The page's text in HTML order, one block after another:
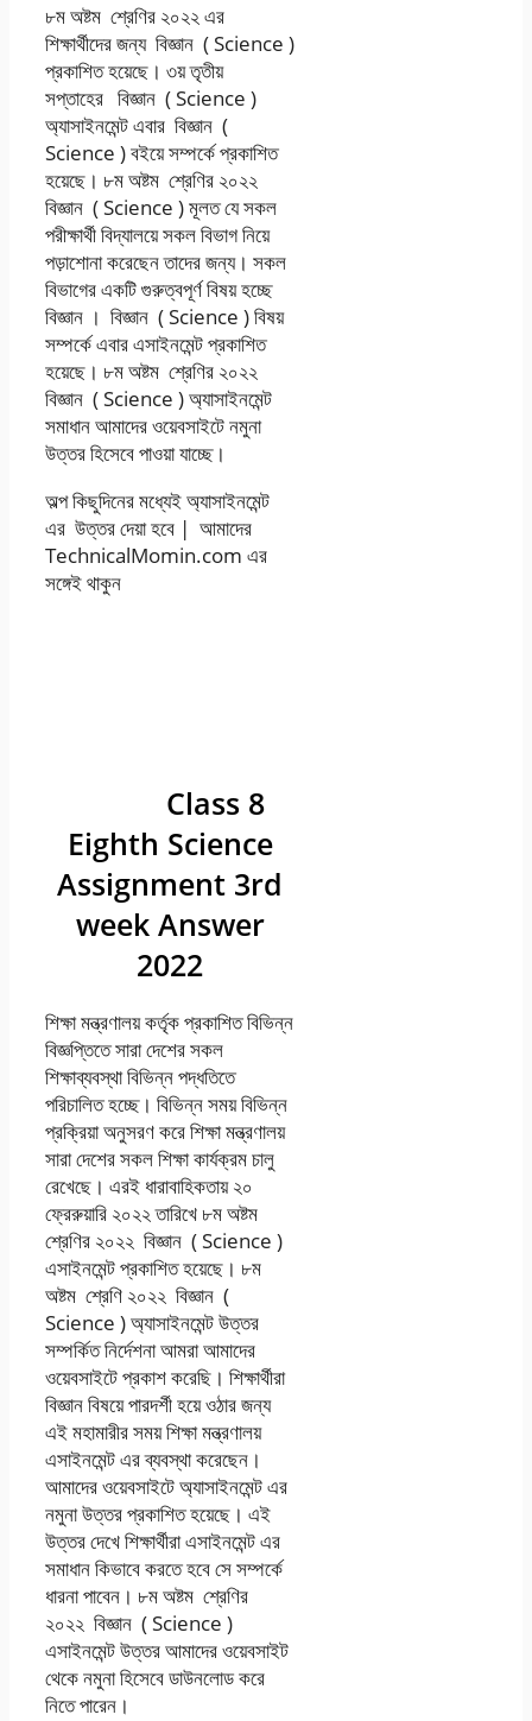
৮ম অষ্টম শ্রেণির ২০২২ এর
শিক্ষার্থীদের জন্য বিজ্ঞান ( Science )
প্রকাশিত হয়েছে। ৩য় তৃতীয়
সপ্তাহের বিজ্ঞান ( Science )
অ্যাসাইনমেন্ট এবার বিজ্ঞান (
Science ) বইয়ে সম্পর্কে প্রকাশিত
হয়েছে। ৮ম অষ্টম শ্রেণির ২০২২
বিজ্ঞান ( Science ) মূলত যে সকল
পরীক্ষার্থী বিদ্যালয়ে সকল বিভাগ নিয়ে
পড়াশোনা করেছেন তাদের জন্য। সকল
বিভাগের একটি গুরুত্বপূর্ণ বিষয় হচ্ছে
বিজ্ঞান । বিজ্ঞান ( Science ) বিষয়
সম্পর্কে এবার এসাইনমেন্ট প্রকাশিত
হয়েছে। ৮ম অষ্টম শ্রেণির ২০২২
বিজ্ঞান ( Science ) অ্যাসাইনমেন্ট
সমাধান আমাদের ওয়েবসাইটে নমুনা
উত্তর হিসেবে পাওয়া যাচ্ছে।
অল্প কিছুদিনের মধ্যেই অ্যাসাইনমেন্ট
এর উত্তর দেয়া হবে | আমাদের
TechnicalMomin.com এর
সঙ্গেই থাকুন
Class 8
Eighth Science
Assignment 3rd
week Answer
2022
শিক্ষা মন্ত্রণালয় কর্তৃক প্রকাশিত বিভিন্ন
বিজ্ঞপ্তিতে সারা দেশের সকল
শিক্ষাব্যবস্থা বিভিন্ন পদ্ধতিতে
পরিচালিত হচ্ছে। বিভিন্ন সময় বিভিন্ন
প্রক্রিয়া অনুসরণ করে শিক্ষা মন্ত্রণালয়
সারা দেশের সকল শিক্ষা কার্যক্রম চালু
রেখেছে। এরই ধারাবাহিকতায় ২০
ফ্রেরুয়ারি ২০২২ তারিখে ৮ম অষ্টম
শ্রেণির ২০২২ বিজ্ঞান ( Science )
এসাইনমেন্ট প্রকাশিত হয়েছে। ৮ম
অষ্টম শ্রেণি ২০২২ বিজ্ঞান (
Science ) অ্যাসাইনমেন্ট উত্তর
সম্পর্কিত নির্দেশনা আমরা আমাদের
ওয়েবসাইটে প্রকাশ করেছি। শিক্ষার্থীরা
বিজ্ঞান বিষয়ে পারদর্শী হয়ে ওঠার জন্য
এই মহামারীর সময় শিক্ষা মন্ত্রণালয়
এসাইনমেন্ট এর ব্যবস্থা করেছেন।
আমাদের ওয়েবসাইটে অ্যাসাইনমেন্ট এর
নমুনা উত্তর প্রকাশিত হয়েছে। এই
উত্তর দেখে শিক্ষার্থীরা এসাইনমেন্ট এর
সমাধান কিভাবে করতে হবে সে সম্পর্কে
ধারনা পাবেন। ৮ম অষ্টম শ্রেণির
২০২২ বিজ্ঞান ( Science )
এসাইনমেন্ট উত্তর আমাদের ওয়েবসাইট
থেকে নমুনা হিসেবে ডাউনলোড করে
নিতে পারেন।